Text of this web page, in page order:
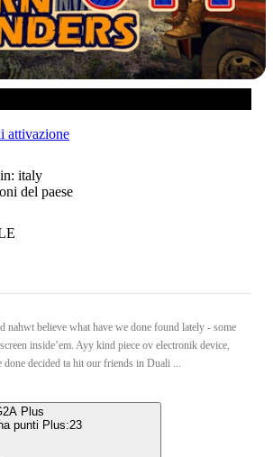
attivazione
italy
del paese
believe what have we done found lately - some
inside’em. Ayy kind piece ov electronik device,
decided ta hit our friends in Duali ...
Plus
punti Plus:23